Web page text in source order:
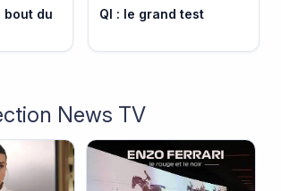
bout du
QI : le grand test
News TV